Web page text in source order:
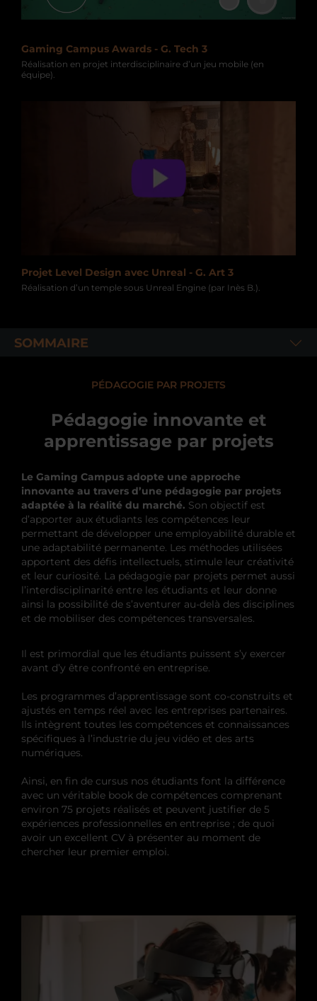
Gaming Campus Awards - G. Tech 3
Réalisation en projet interdisciplinaire d’un jeu mobile (en
équipe).
Projet Level Design avec Unreal - G. Art 3
Réalisation d’un temple sous Unreal Engine (par Inès B.).
SOMMAIRE
PÉDAGOGIE PAR PROJETS
Pédagogie innovante et
apprentissage par projets
Le Gaming Campus adopte une approche
innovante au travers d’une pédagogie par projets
adaptée à la réalité du marché. Son objectif est
d’apporter aux étudiants les compétences leur
permettant de développer une employabilité durable et
une adaptabilité permanente. Les méthodes utilisées
apportent des défis intellectuels, stimule leur créativité
et leur curiosité. La pédagogie par projets permet aussi
l’interdisciplinarité entre les étudiants et leur donne
ainsi la possibilité de s’aventurer au-delà des disciplines
et de mobiliser des compétences transversales.
Il est primordial que les étudiants puissent s’y exercer
avant d’y être confronté en entreprise.
Les programmes d’apprentissage sont co-construits et
ajustés en temps réel avec les entreprises partenaires.
Ils intègrent toutes les compétences et connaissances
spécifiques à l’industrie du jeu vidéo et des arts
numériques.
Ainsi, en fin de cursus nos étudiants font la différence
avec un véritable book de compétences comprenant
environ 75 projets réalisés et peuvent justifier de 5
expériences professionnelles en entreprise ; de quoi
avoir un excellent CV à présenter au moment de
chercher leur premier emploi.